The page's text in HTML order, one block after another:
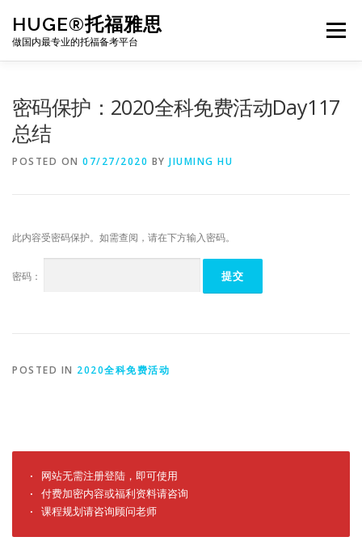
content
HUGE®托福雅思
做国内最专业的托福备考平台
Menu
密码保护：2020全科免费活动Day117
总结
POSTED ON 07/27/2020 BY JIUMING HU
此内容受密码保护。如需查阅，请在下方输入密码。
密码：
POSTED IN 2020全科免费活动
· 网站无需注册登陆，即可使用
· 付费加密内容或福利资料请咨询
· 课程规划请咨询顾问老师